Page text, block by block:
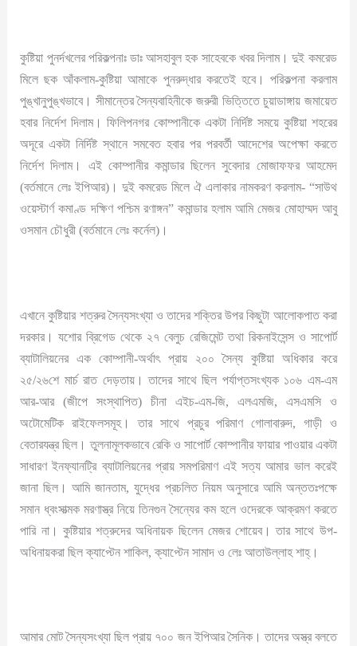
কুষ্টিয়া পুনর্দখলের পরিকল্পনাঃ ডাঃ আসহাবুল হক সাহেবকে খবর দিলাম। দুই কমরেড
মিলে ছক আঁকলাম-কুষ্টিয়া আমাকে পুনরুদ্ধার করতেই হবে। পরিকল্পনা করলাম
পুঙ্খানুপুঙ্খভাবে। সীমান্তের সৈন্যবাহিনীকে জরুরী ভিত্তিতে চুয়াডাঙ্গায় জমায়েত
হবার নির্দেশ দিলাম। ফিলিপনগর কোম্পানীকে একটা নির্দিষ্ট সময়ে কুষ্টিয়া শহরের
অদূরে একটা নির্দিষ্ট স্থানে সমবেত হবার পর পরবর্তী আদেশের অপেক্ষা করতে
নির্দেশ দিলাম। এই কোম্পানীর কমান্ডার ছিলেন সুবেদার মোজাফফর আহমেদ
(বর্তমানে লেঃ ইপিআর)। দুই কমরেড মিলে ঐ এলাকার নামকরণ করলাম- “সাউথ
ওয়েস্টার্ণ কমাণ্ড দক্ষিণ পশ্চিম রণাঙ্গন” কমান্ডার হলাম আমি মেজর মোহাম্মদ আবু
ওসমান চৌধুরী (বর্তমানে লেঃ কর্নেল)।
এখানে কুষ্টিয়ার শত্রুর সৈন্যসংখ্যা ও তাদের শক্তির উপর কিছুটা আলোকপাত করা
দরকার। যশোর ব্রিগেড থেকে ২৭ বেলুচ রেজিমেন্ট তথা রিকনাইসেন্স ও সাপোর্ট
ব্যাটালিয়নের এক কোম্পানী-অর্থাৎ প্রায় ২০০ সৈন্য কুষ্টিয়া অধিকার করে
২৫/২৬শে মার্চ রাত দেড়তায়। তাদের সাথে ছিল পর্যাপ্তসংখ্যক ১০৬ এম-এম
আর-আর (জীপে সংস্থাপিত) চীনা এইচ-এম-জি, এলএমজি, এসএমসি ও
অটোমেটিক রাইফেলসমূহ। তার সাথে প্রচুর পরিমাণ গোলাবারুদ, গাড়ী ও
বেতারযন্ত্র ছিল। তুলনামূলকভাবে রেকি ও সাপোর্ট কোম্পানীর ফায়ার পাওয়ার একটা
সাধারণ ইনফ্যানট্রি ব্যাটালিয়নের প্রায় সমপরিমাণ এই সত্য আমার ভাল করেই
জানা ছিল। আমি জানতাম, যুদ্ধের প্রচলিত নিয়ম অনুসারে আমি অন্ততঃপক্ষে
সমান ধ্বংসাত্মক মরণাস্ত্র নিয়ে তিনগুন সৈন্যের কম হলে ওদেরকে আক্রমণ করতে
পারি না। কুষ্টিয়ার শত্রুদের অধিনায়ক ছিলেন মেজর শোয়েব। তার সাথে উপ-
অধিনায়করা ছিল ক্যাপ্টেন শাকিল, ক্যাপ্টেন সামাদ ও লেঃ আতাউল্লাহ শাহ্‌।
আমার মোট সৈন্যসংখ্যা ছিল প্রায় ৭০০ জন ইপিআর সৈনিক। তাদের অস্ত্র বলতে